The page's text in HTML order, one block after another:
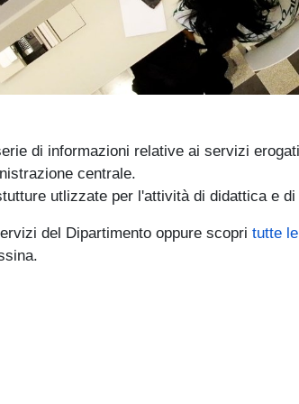
di informazioni relative ai servizi
centrale.
utlizzate per l'attività di didattica e
del Dipartimento oppure scopri tutte